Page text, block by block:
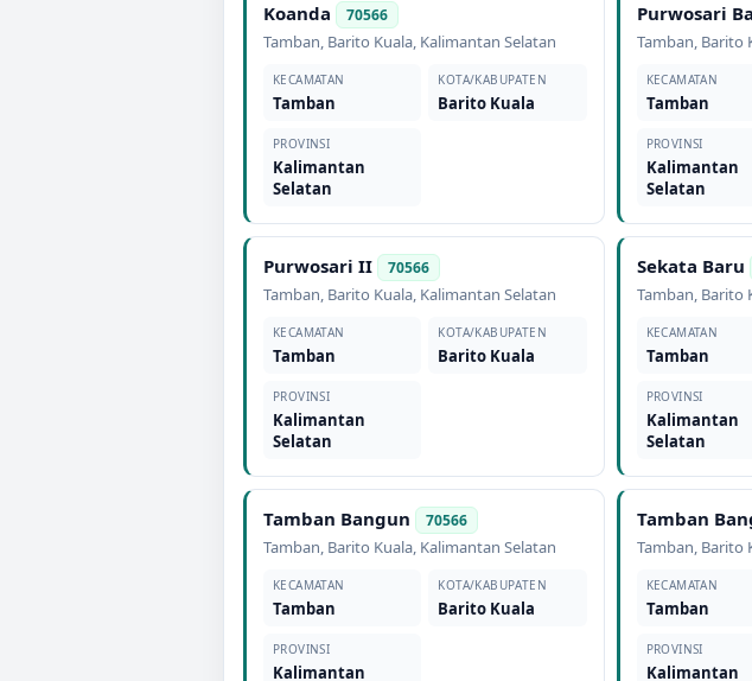
Koanda 70566
Tamban, Barito Kuala, Kalimantan Selatan
KECAMATAN
Tamban
KOTA/KABUPATEN
Barito Kuala
PROVINSI
Kalimantan
Selatan
Purwosari
Tamban, Barito
KECAMATAN
Tamban
PROVINSI
Kalimantan
Selatan
Purwosari II 70566
Tamban, Barito Kuala, Kalimantan Selatan
KECAMATAN
Tamban
KOTA/KABUPATEN
Barito Kuala
PROVINSI
Kalimantan
Selatan
Sekata Baru
Tamban, Barito
KECAMATAN
Tamban
PROVINSI
Kalimantan
Selatan
Tamban Bangun 70566
Tamban, Barito Kuala, Kalimantan Selatan
KECAMATAN
Tamban
KOTA/KABUPATEN
Barito Kuala
PROVINSI
Kalimantan
Tamban
Tamban, Barito
KECAMATAN
Tamban
PROVINSI
Kalimantan